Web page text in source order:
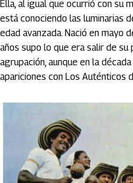
Ella, al igual que ocurrió con su
está conociendo las luminarias
edad avanzada. Nació en mayo
años supo lo que era salir de su
agrupación, aunque en la
apariciones con Los Auténticos